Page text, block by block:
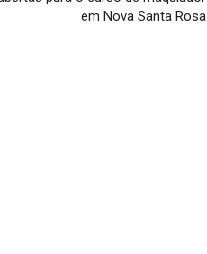
em Nova Santa Rosa